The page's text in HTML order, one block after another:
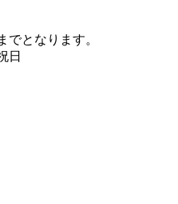
でとなります。
日